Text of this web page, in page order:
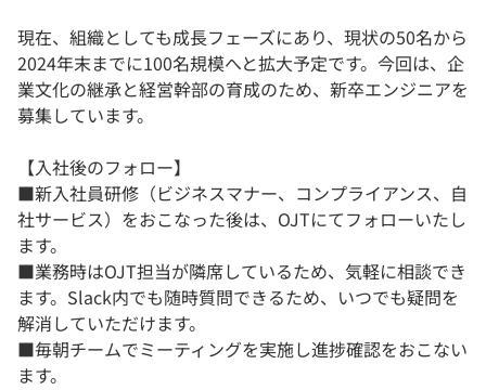
現在、組織としても成長フェーズにあり、現状の50名から
2024年末までに100名規模へと拡大予定です。今回は、企
業文化の継承と経営幹部の育成のため、新卒エンジニアを
募集しています。
【入社後のフォロー】
■新入社員研修（ビジネスマナー、コンプライアンス、自
社サービス）をおこなった後は、OJTにてフォローいたし
ます。
■業務時はOJT担当が隣席しているため、気軽に相談でき
ます。Slack内でも随時質問できるため、いつでも疑問を
解消していただけます。
■毎朝チームでミーティングを実施し進捗確認をおこない
ます。